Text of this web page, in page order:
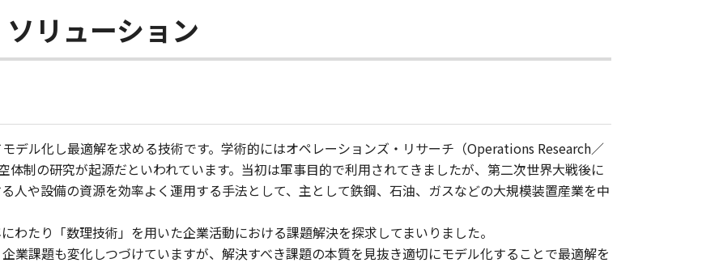
リューション
デル化し最適解を求める技術です。学術的にはオペレーションズ・リサーチ（Operations Research／
体制の研究が起源だといわれています。当初は軍事目的で利用されてきましたが、第二次世界大戦後に
人や設備の資源を効率よく運用する手法として、主として鉄鋼、石油、ガスなどの大規模装置産業を中
わたり「数理技術」を用いた企業活動における課題解決を探求してまいりました。
業課題も変化しつづけていますが、解決すべき課題の本質を見抜き適切にモデル化することで最適解を